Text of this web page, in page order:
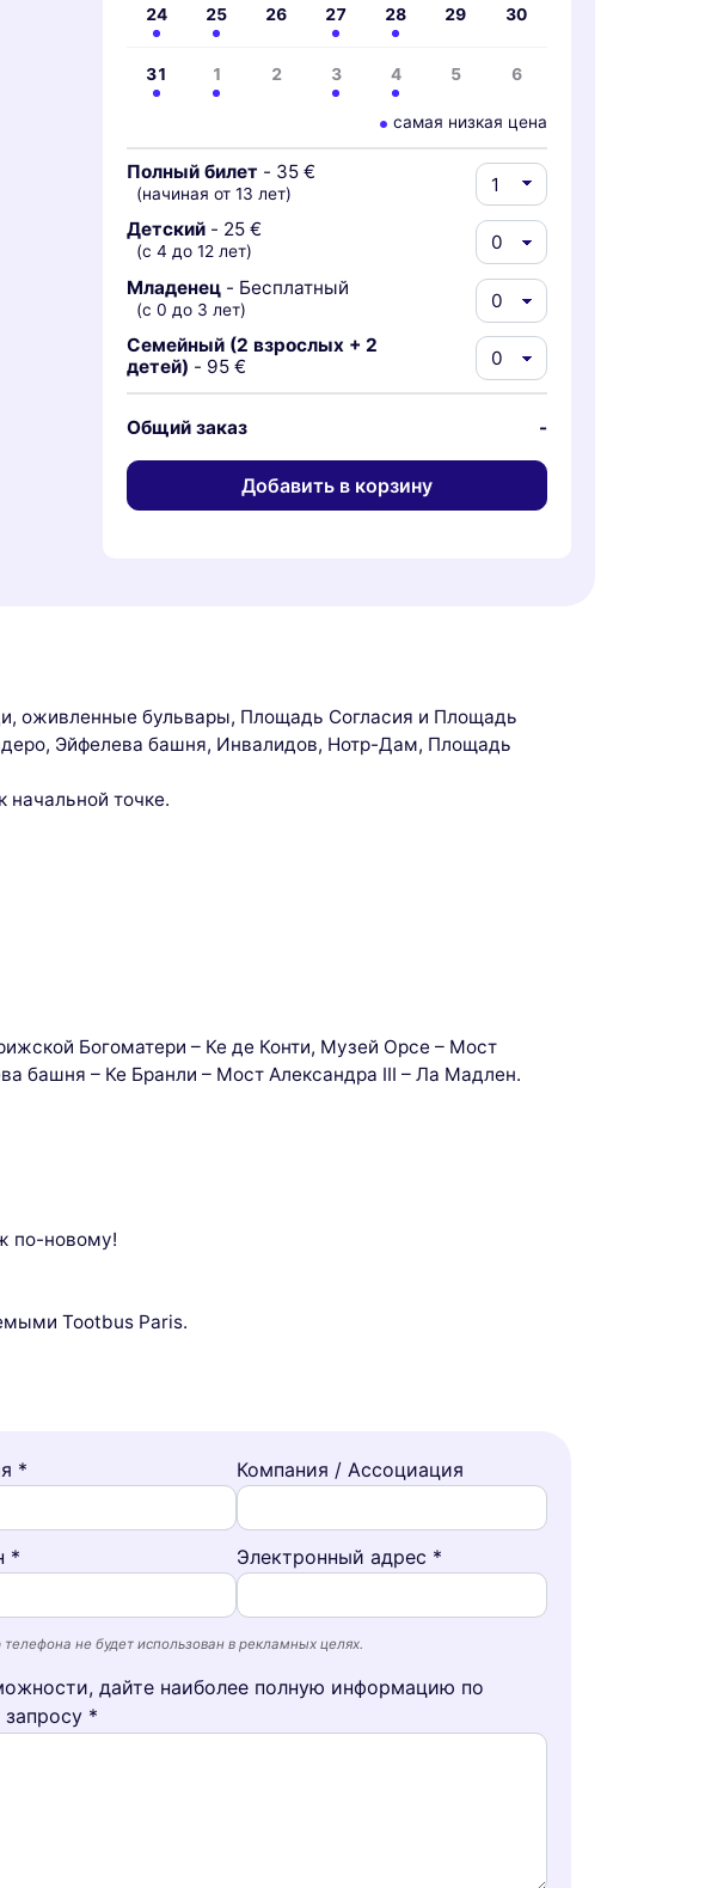
24 25 26 27 28 29 30
31 1 2 3 4 5 6
самая низкая цена
Полный билет - 35 €
(начиная от 13 лет)
Детский - 25 €
(с 4 до 12 лет)
Mладенец - Бесплатный
(с 0 до 3 лет)
Семейный (2 взрослых + 2
детей) - 95 €
Общий заказ -
Добавить в корзину
оживленные бульвары, Площадь Согласия и Площадь
Эйфелева башня, Инвалидов, Нотр-Дам, Площадь
начальной точке.
Богоматери – Ке де Конти, Музей Орсе – Мост
башня – Ке Бранли – Мост Александра III – Ла Мадлен.
по-новому!
Tootbus Paris.
* Компания / Ассоциация
* Электронный адрес *
не будет использован в рекламных целях.
дайте наиболее полную информацию по
*